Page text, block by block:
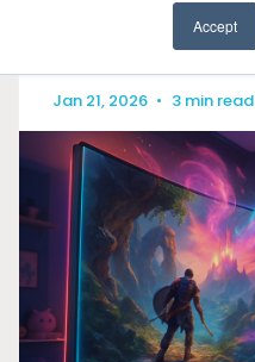
Accept
Jan 21, 2026 • 3 min read